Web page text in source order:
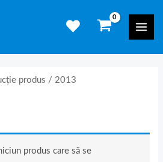
produs / 2013
produs care să se